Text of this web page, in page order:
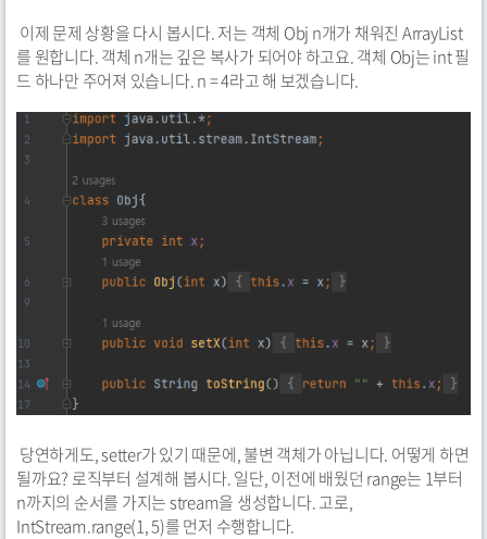
이제 문제 상황을 다시 봅시다. 저는 객체 Obj n개가 채워진 ArrayList
를 원합니다. 객체 n개는 깊은 복사가 되어야 하고요. 객체 Obj는 int 필
드 하나만 주어져 있습니다. n = 4라고 해 보겠습니다.
당연하게도, setter가 있기 때문에, 불변 객체가 아닙니다. 어떻게 하면
될까요? 로직부터 설계해 봅시다. 일단, 이전에 배웠던 range는 1부터
n까지의 순서를 가지는 stream을 생성합니다. 고로,
IntStream.range(1, 5)를 먼저 수행합니다.